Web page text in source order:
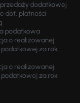
dodatkowej
dot. płatności
podatkowa
o realizowanej
za rok
o realizowanej
za rok